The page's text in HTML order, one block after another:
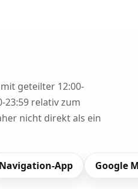
geteilter 12:00-
23:59 relativ zum
nicht direkt als ein
Navigation-App Google